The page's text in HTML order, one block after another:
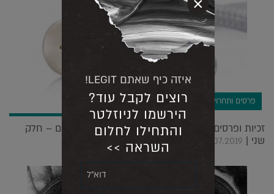
פרסים ותחרויות
זכיות ופרסים: A' DESIGN מפרגן למעצבים הישראלים – חלק
שני | 10.07.2019
איזה כיף שאתם LEGIT!
רוצים לקבל עוד?
הירשמו לניוזלטר
והתחילו לחלום
השראה >>